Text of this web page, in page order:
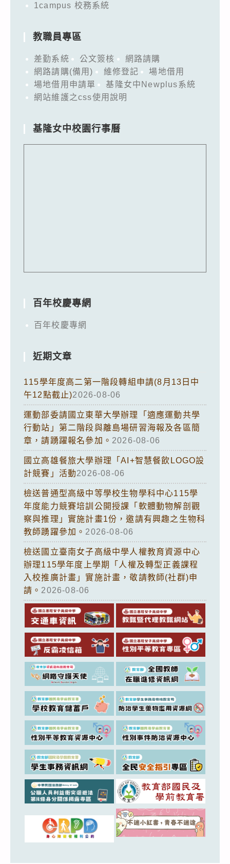
1campus 校務系統
教職員專區
差勤系統 公文簽核
網路請購
網路請購(備用)
維修登記
場地借用
場地借用申請單
基隆女中Newplus系統
網站維護之css使用說明
基隆女中校園行事曆
百年校慶專網
百年校慶專網
近期文章
115學年度高二第一階段轉組申請(8月13日中
午12點截止)2026-08-06
運動部委請國立東華大學辦理「適應運動共學
行動站」第二階段與離島場研習海報及各區簡
章，請踴躍報名參加。 2026-08-06
國立高雄餐旅大學辦理「AI+智慧餐飲LOGO設
計競賽」活動2026-08-06
檢送普通型高級中等學校生物學科中心115學
年度能力競賽培訓公開授課「軟體動物解剖觀
察與推理」實施計畫1份，邀請有興趣之生物科
教師踴躍參加。 2026-08-06
檢送國立臺南女子高級中學人權教育資源中心
辦理115學年度上學期「人權及轉型正義課程
入校推廣計畫」實施計畫，敬請教師(社群)申
請。 2026-08-06